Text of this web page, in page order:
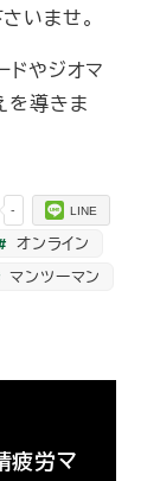
いませ。
ドやジオマ
を導きま
- LINE
オンライン
マンツーマン
疲労マ